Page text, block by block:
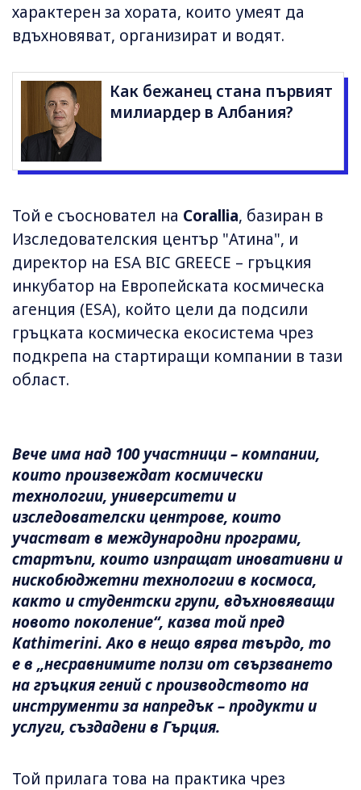
характерен за хората, които умеят да
вдъхновяват, организират и водят.
Как бежанец стана първият
милиардер в Албания?
Той е съосновател на Corallia, базиран в
Изследователския център "Атина", и
директор на ESA BIC GREECE – гръцкия
инкубатор на Европейската космическа
агенция (ESA), който цели да подсили
гръцката космическа екосистема чрез
подкрепа на стартиращи компании в тази
област.
Вече има над 100 участници – компании,
които произвеждат космически
технологии, университети и
изследователски центрове, които
участват в международни програми,
стартъпи, които изпращат иновативни и
нискобюджетни технологии в космоса,
както и студентски групи, вдъхновяващи
новото поколение“, казва той пред
Kathimerini. Ако в нещо вярва твърдо, то
е в „несравнимите ползи от свързването
на гръцкия гений с производството на
инструменти за напредък – продукти и
услуги, създадени в Гърция.
Той прилага това на практика чрез